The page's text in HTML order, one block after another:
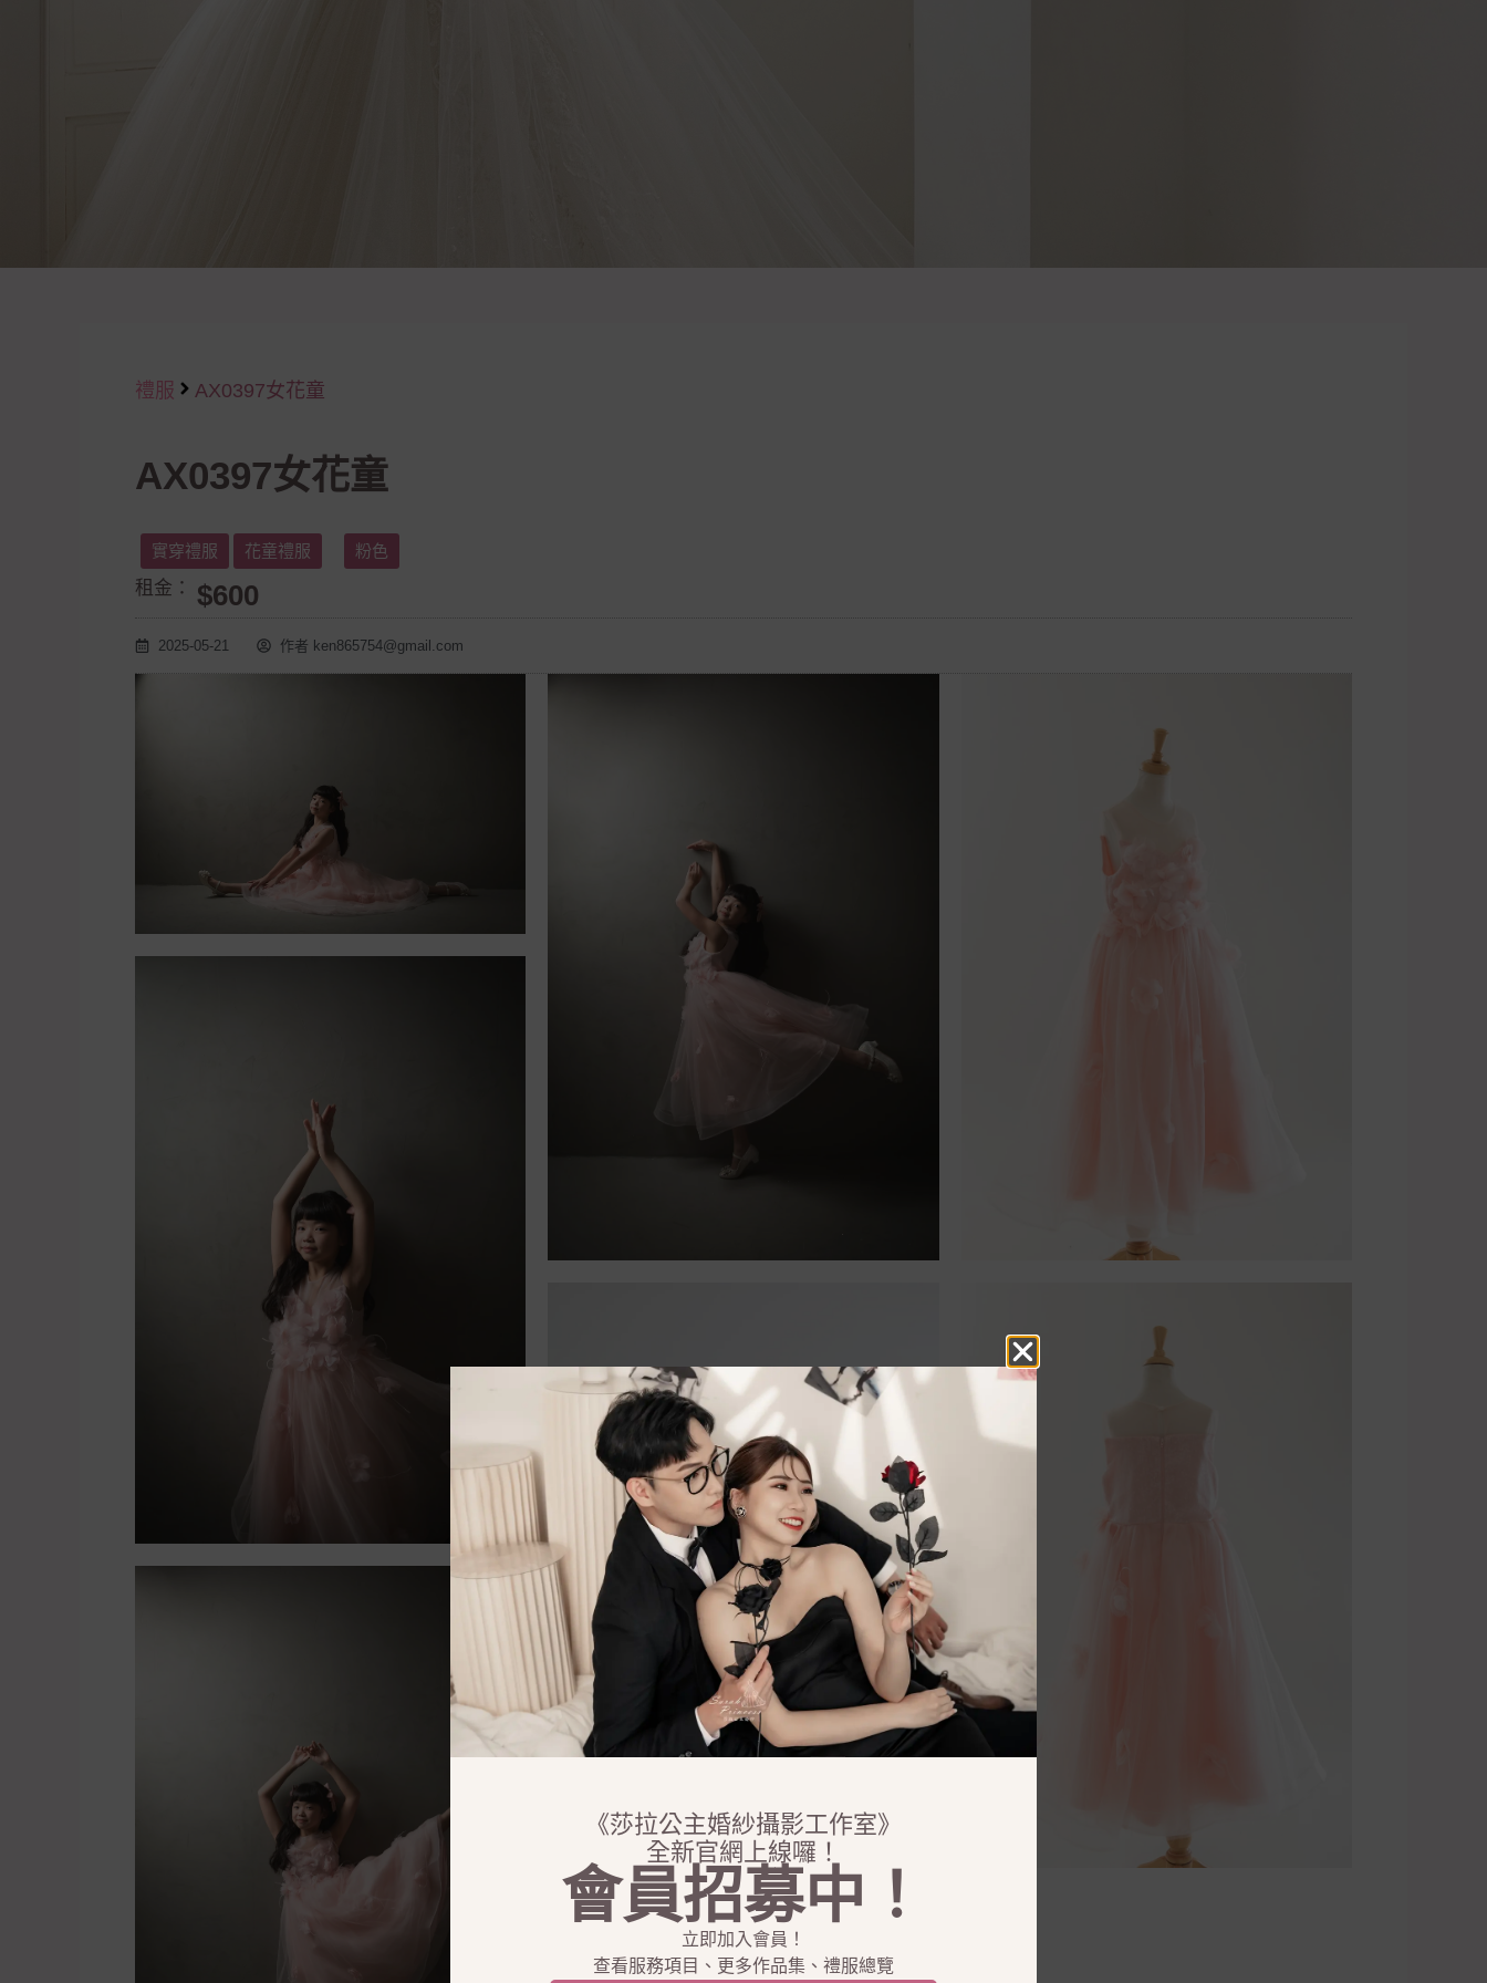
禮服 AX0397女花童
AX0397女花童
實穿禮服 花童禮服 粉色
租金： $600
2025-05-21 作者 ken865754@gmail.com
《莎拉公主婚紗攝影工作室》
全新官網上線囉！
會員招募中！
立即加入會員！
查看服務項目、更多作品集、禮服總覽